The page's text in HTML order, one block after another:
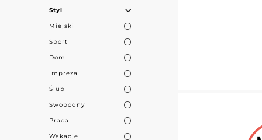
Styl
Miejski
Sport
Dom
Impreza
Ślub
Swobodny
Praca
Wakacje